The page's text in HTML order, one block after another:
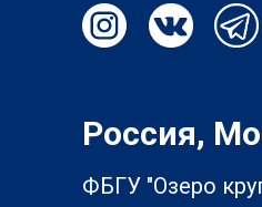
Россия,
ФБГУ "Озеро